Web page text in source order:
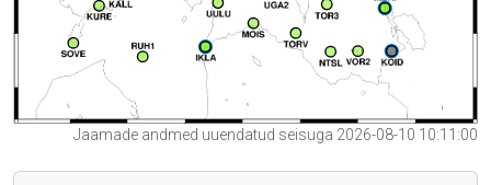
Jaamade andmed uuendatud seisuga 2026-08-10 10:11:00